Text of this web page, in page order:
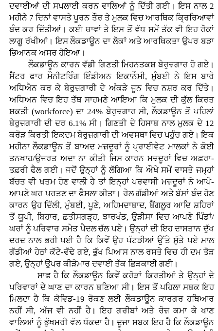
ਦਵਾਈਆਂ ਦੀ ਸਪਲਾਈ ਕਰਨ ਵਾਲਿਆਂ ਨੂੰ ਦਿੱਤੀ ਗਈ। ਇਸ ਨਾਲ 2
ਮਹੀਨੇ 7 ਦਿਨਾਂ ਵਾਸਤੇ ਪੂਰਨ ਤੌਰ ਤੇ ਮੁਲਕ ਵਿਚ ਆਰਥਿਕ ਕ੍ਰਿਰਿਆਵਾਂ
ਬੰਦ ਕਰ ਦਿੱਤੀਆਂ। ਕਈ ਥਾਵਾਂ ਤੇ ਇਸ ਤੋਂ ਵੱਧ ਸਮੇਂ ਤੱਕ ਵੀ ਇਹ ਰੋਕਾਂ
ਲਾਗੂ ਰੱਖੀਆਂ। ਇਸ ਲੌਕਡਾਊਨ ਦਾ ਲੋਕਾਂ ਅਤੇ ਆਰਥਿਕਤਾ ਉਪਰ ਬੜਾ
ਭਿਆਨਕ ਅਸਰ ਹੋਇਆ।
ਲੌਕਡਾਊਨ ਕਾਰਨ ਵੱਡੀ ਗਿਣਤੀ ਮਿਹਨਤਕਸ਼ ਬੇਰੁਜ਼ਗਾਰ ਹੋ ਗਏ।
ਸੈਂਟਰ ਫਾਰ ਮੌਨੀਟਰਿੰਗ ਇੰਡੀਅਨ ਇਕਾਨੌਮੀ, ਮੁੰਬਈ ਨੇ ਇਸ ਬਾਰੇ
ਅਧਿਐਨ ਕਰ ਕੇ ਬੇਰੁਜ਼ਗਾਰੀ ਦੇ ਅੰਕੜੇ ਜੂਨ ਵਿਚ ਨਸ਼ਰ ਕਰ ਦਿੱਤੇ।
ਅਧਿਅਨ ਵਿਚ ਇਹ ਤੱਥ ਸਾਹਮਣੇ ਆਇਆ ਕਿ ਮੁਲਕ ਦੀ ਕੁੱਲ ਕਿਰਤ
ਸ਼ਕਤੀ (workforce) ਦਾ 24% ਬੇਰੁਜ਼ਗਾਰ ਸੀ, ਲੌਕਡਾਊਨ ਤੋਂ ਪਹਿਲਾਂ
ਬੇਰੁਜ਼ਗਾਰੀ ਦੀ ਦਰ 6.1% ਸੀ। ਗਿਣਤੀ ਦੇ ਹਿਸਾਬ ਨਾਲ ਮੁਲਕ ਦੇ 12
ਕਰੋੜ ਕਿਰਤੀ ਇਕਦਮ ਬੇਰੁਜ਼ਗਾਰੀ ਦੀ ਅਵਸਥਾ ਵਿਚ ਪਹੁੰਚ ਗਏ। ਇਕ
ਮਹੀਨਾ ਲੌਕਡਾਊਨ ਤੋਂ ਬਾਅਦ ਮਜ਼ਦੂਰਾਂ ਨੂੰ ਪ੍ਰਾਈਵੇਟ ਮਾਲਕਾਂ ਨੇ ਕੋਈ
ਤਨਖਾਹ/ਉਜਰਤ ਅਦਾ ਨਾ ਕੀਤੀ ਜਿਸ ਕਾਰਨ ਮਜ਼ਦੂਰਾਂ ਵਿਚ ਅਫ਼ਰਾ-
ਤਫ਼ਰੀ ਫੈਲ ਗਈ। ਜਦੋਂ ਉਨ੍ਹਾਂ ਨੂੰ ਲੱਗਿਆ ਕਿ ਔਖੇ ਸਮੇਂ ਵਾਸਤੇ ਜਮ੍ਹਾਂ
ਬੱਚਤ ਵੀ ਖਤਮ ਹੋਣ ਵਾਲੀ ਹੈ ਤਾਂ ਇਨ੍ਹਾਂ ਪਰਵਾਸੀ ਮਜ਼ਦੂਰਾਂ ਨੇ ਆਪੋ-
ਆਪਣੇ ਘਰ ਪਰਤਣ ਦਾ ਫੈਸਲਾ ਕੀਤਾ। ਰੇਲ ਗੱਡੀਆਂ ਅਤੇ ਬੱਸਾਂ ਬੰਦ ਹੋਣ
ਕਾਰਨ ਉਹ ਦਿੱਲੀ, ਮੁੰਬਈ, ਪੂਣੇ, ਅਹਿਮਦਾਬਾਦ, ਬੈਂਗਲੂਰ ਆਦਿ ਸ਼ਹਿਰਾਂ
ਤੋਂ ਯੂਪੀ, ਬਿਹਾਰ, ਛਤੀਸਗੜ੍ਹ, ਝਾਰਖੰਡ, ਉੜੀਸਾ ਵਿਚ ਆਪਣੇ ਪਿੰਡਾਂ/
ਘਰਾਂ ਨੂੰ ਪਰਿਵਾਰ ਸਮੇਤ ਪੈਦਲ ਚੱਲ ਪਏ। ਉਨ੍ਹਾਂ ਦੀ ਇਹ ਦਾਸਤਾਨ ਦੁੱਖ
ਦਰਦ ਨਾਲ ਭਰੀ ਪਈ ਹੈ ਕਿ ਕਿਵੇਂ ਉਹ ਪੱਟੜੀਆਂ ਉੱਤੇ ਸੁੱਤੇ ਪਏ ਮਾਲ
ਗੱਡੀਆਂ ਹੇਠਾਂ ਕੱਟੇ-ਵੱਢੇ ਗਏ, ਭੁੱਖ ਪਿਆਸ ਨਾਲ ਰਸਤੇ ਵਿਚ ਹੀ ਦਮ ਤੋੜ
ਗਏ, ਉਨ੍ਹਾਂ ਉਪਰ ਕੀੜੇਮਾਰ ਦਵਾਈ ਤੱਕ ਛਿੜਕਾਈ ਗਈ।
ਸਾਫ ਹੈ ਕਿ ਲੌਕਡਾਊਨ ਕਿਵੇਂ ਕਰੋੜਾਂ ਕਿਰਤੀਆਂ ਤੇ ਉਨ੍ਹਾਂ ਦੇ
ਪਰਿਵਾਰਾਂ ਦੇ ਘਾਣ ਦਾ ਕਾਰਨ ਬਣਿਆ ਸੀ। ਇਸ ਤੋਂ ਪਹਿਲਾ ਸਬਕ ਇਹ
ਮਿਲਦਾ ਹੈ ਕਿ ਕੋਵਿਡ-19 ਰੋਕਣ ਲਈ ਲੌਕਡਾਊਨ ਕਾਰਗਰ ਹਥਿਆਰ
ਨਹੀਂ ਸੀ, ਅੱਜ ਵੀ ਨਹੀਂ ਹੈ। ਇਹ ਗਰੀਬਾਂ ਅਤੇ ਰੋਜ਼ ਕਮਾ ਕੇ ਖਾਣ
ਵਾਲਿਆਂ ਨੂੰ ਭੁੱਖਮਰੀ ਵੱਲ ਧੱਕਦਾ ਹੈ। ਦੂਜਾ ਸਬਕ ਇਹ ਹੈ ਕਿ ਲੌਕਡਾਊਨ